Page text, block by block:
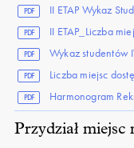
PDF II ETAP Wykaz
PDF II ETAP_Liczba
PDF Wykaz studentów
PDF Liczba miejsc
PDF Harmonogram
Przydział